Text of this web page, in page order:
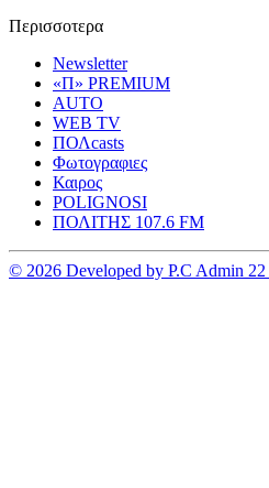
Περισσοτερα
Newsletter
«Π» PREMIUM
AUTO
WEB TV
ΠΟΛcasts
Φωτογραφιες
Καιρος
POLIGNOSI
ΠΟΛΙΤΗΣ 107.6 FM
© 2026 Developed by P.C Admin